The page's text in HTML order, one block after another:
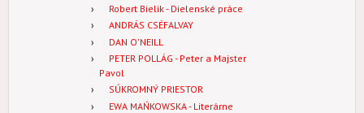
Robert Bielik - Dielenské práce
ANDRÁS CSÉFALVAY
DAN O'NEILL
PETER POLLÁG - Peter a Majster
Pavol
SÚKROMNÝ PRIESTOR
EWA MAŃKOWSKA - Literárne